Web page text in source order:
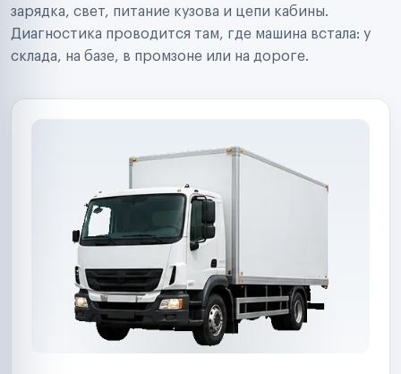
Ремонт спецтехники
Ритейл-сети
Управляющие компании
Страховые компании
зарядка, свет, питание кузова и цепи кабины.
Диагностика проводится там, где машина встала: у
склада, на базе, в промзоне или на дороге.